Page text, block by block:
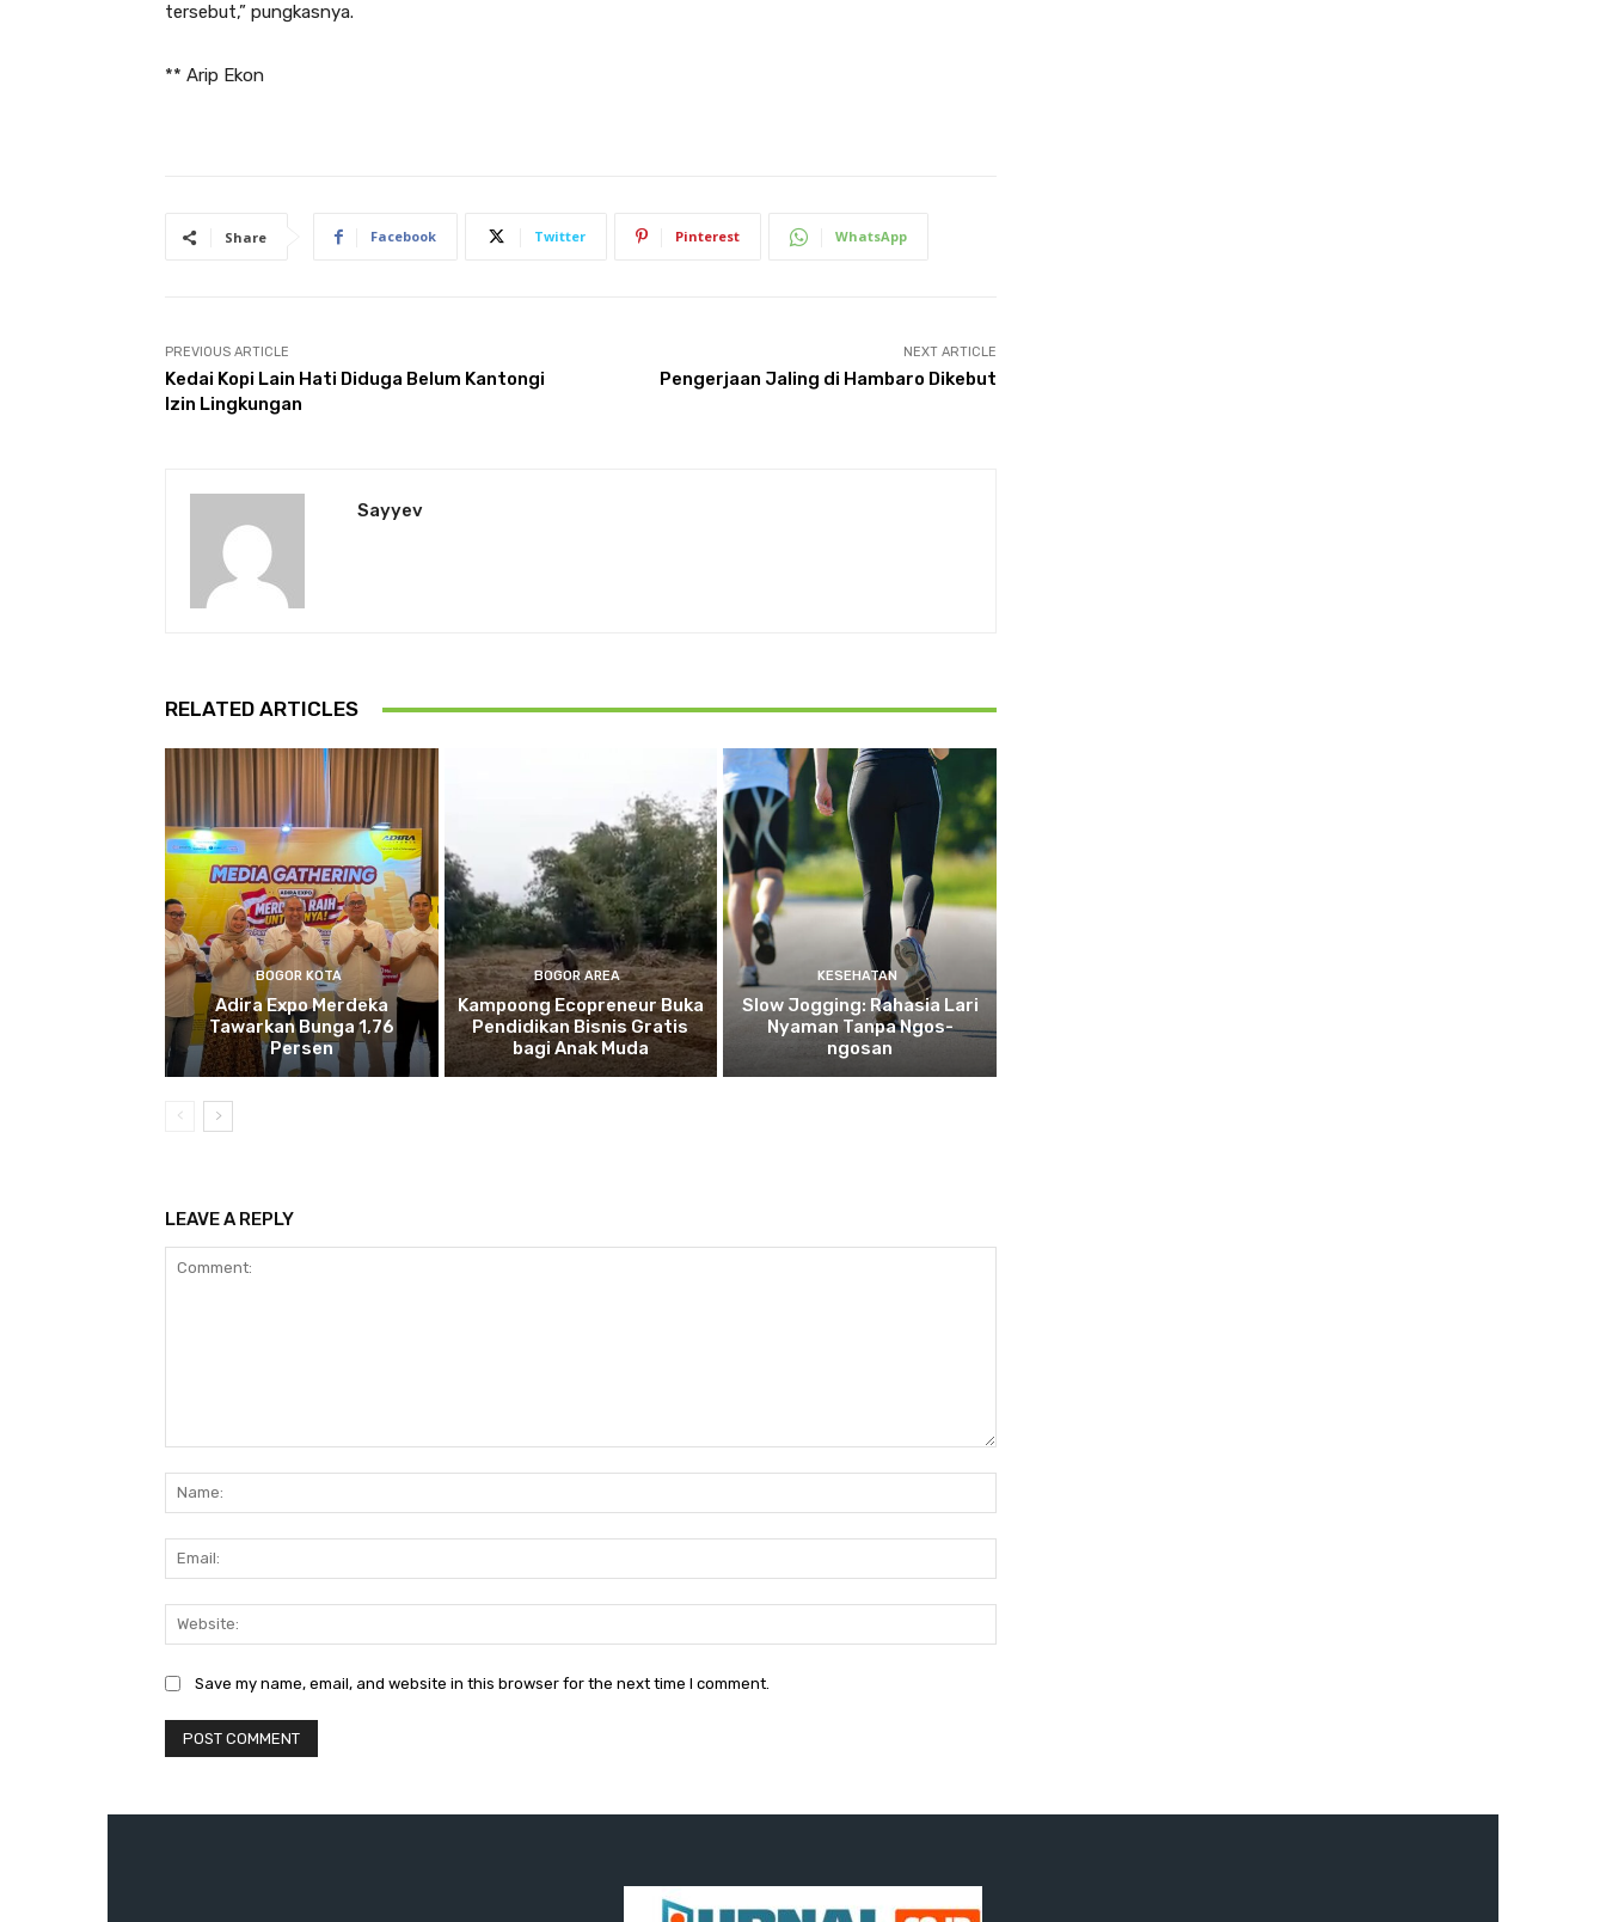
tersebut,” pungkasnya.
** Arip Ekon
Share Facebook Twitter Pinterest WhatsApp
PREVIOUS ARTICLE
Kedai Kopi Lain Hati Diduga Belum Kantongi
Izin Lingkungan
NEXT ARTICLE
Pengerjaan Jaling di Hambaro Dikebut
Sayyev
RELATED ARTICLES
BOGOR KOTA
Adira Expo Merdeka
Tawarkan Bunga 1,76
Persen
BOGOR AREA
Kampoong Ecopreneur Buka
Pendidikan Bisnis Gratis
bagi Anak Muda
KESEHATAN
Slow Jogging: Rahasia Lari
Nyaman Tanpa Ngos-
ngosan
LEAVE A REPLY
Save my name, email, and website in this browser for the next time I comment.